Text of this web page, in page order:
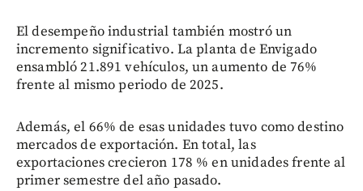
El desempeño industrial también mostró un
incremento significativo. La planta de Envigado
ensambló 21.891 vehículos, un aumento de 76%
frente al mismo periodo de 2025.
Además, el 66% de esas unidades tuvo como destino
mercados de exportación. En total, las
exportaciones crecieron 178 % en unidades frente al
primer semestre del año pasado.